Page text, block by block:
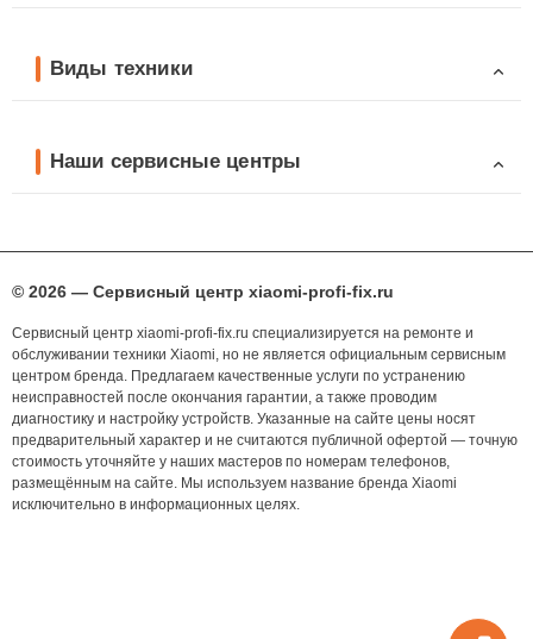
Виды техники
Наши сервисные центры
© 2026 — Сервисный центр xiaomi-profi-fix.ru
Сервисный центр xiaomi-profi-fix.ru специализируется на ремонте и
обслуживании техники Xiaomi, но не является официальным сервисным
центром бренда. Предлагаем качественные услуги по устранению
неисправностей после окончания гарантии, а также проводим
диагностику и настройку устройств. Указанные на сайте цены носят
предварительный характер и не считаются публичной офертой — точную
стоимость уточняйте у наших мастеров по номерам телефонов,
размещённым на сайте. Мы используем название бренда Xiaomi
исключительно в информационных целях.